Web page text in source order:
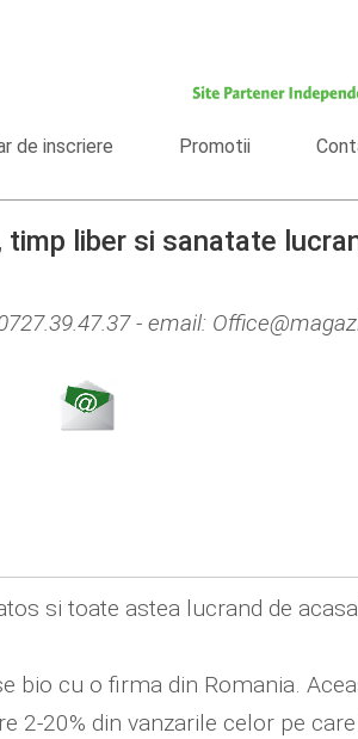
de inscriere Promotii
timp liber si sanatate
- email:
si toate astea lucrand de
bio cu o firma din Romania.
2-20% din vanzarile celor pe